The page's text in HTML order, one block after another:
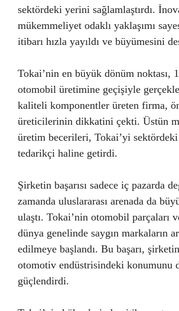
sektördeki yerini sağlamlaştırdı.
mükemmeliyet odaklı yaklaşımı
itibarı hızla yayıldı ve büyümesini
Tokai’nin en büyük dönüm noktası,
otomobil üretimine geçişiyle
kaliteli komponentler üreten firma,
üreticilerinin dikkatini çekti. Üstün
üretim becerileri, Tokai’yi
tedarikçi haline getirdi.
Şirketin başarısı sadece iç pazarda
zamanda uluslararası arenada da
ulaştı. Tokai’nin otomobil parçaları
dünya genelinde saygın markaların
edilmeye başlandı. Bu başarı,
otomotiv endüstrisindeki konumunu
güçlendirdi.